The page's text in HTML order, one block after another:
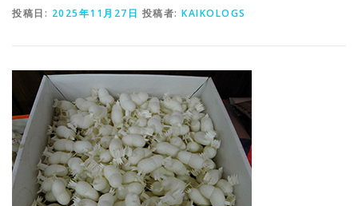
投稿日: 2025年11月27日 投稿者: KAIKOLOGS